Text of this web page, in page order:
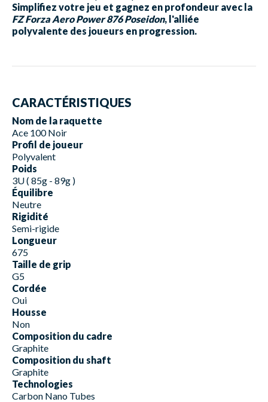
Simplifiez votre jeu et gagnez en profondeur avec la
FZ Forza Aero Power 876 Poseidon, l'alliée
polyvalente des joueurs en progression.
CARACTÉRISTIQUES
Nom de la raquette
Ace 100 Noir
Profil de joueur
Polyvalent
Poids
3U ( 85g - 89g )
Équilibre
Neutre
Rigidité
Semi-rigide
Longueur
675
Taille de grip
G5
Cordée
Oui
Housse
Non
Composition du cadre
Graphite
Composition du shaft
Graphite
Technologies
Carbon Nano Tubes